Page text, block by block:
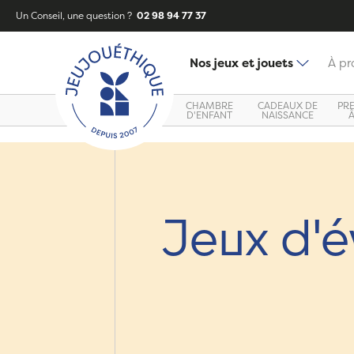
Un Conseil, une question ? 02 98 94 77 37
Nos jeux et jouets À
CHAMBRE
D'ENFANT
CADEAUX DE
NAISSANCE
Jeux